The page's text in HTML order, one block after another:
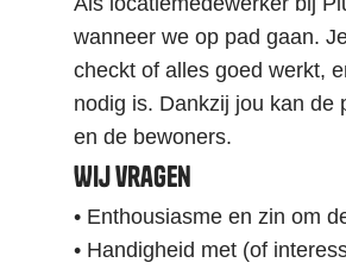
wanneer we op pad gaan.
checkt of alles goed werkt,
nodig is. Dankzij jou kan de
en de bewoners.
Wij vragen
• Enthousiasme en zin om
• Handigheid met (of